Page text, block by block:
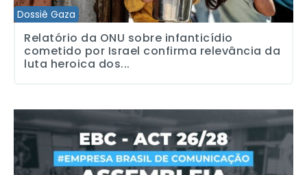
Dossiê Gaza
Relatório da ONU sobre infanticídio
cometido por Israel confirma relevância da
luta heroica dos...
Sindicatos convocam trabalhadores da EBC para assembleia